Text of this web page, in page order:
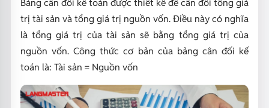
Bảng cân đối kế toán được thiết kế để cân đối tổng giá
trị tài sản và tổng giá trị nguồn vốn. Điều này có nghĩa
là tổng giá trị của tài sản sẽ bằng tổng giá trị của
nguồn vốn. Công thức cơ bản của bảng cân đối kế
toán là: Tài sản = Nguồn vốn